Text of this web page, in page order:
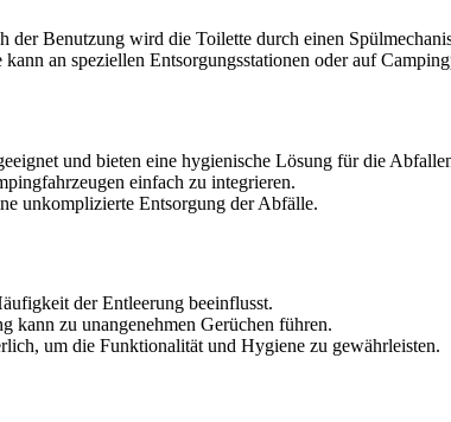
Benutzung wird die Toilette durch einen
an speziellen Entsorgungsstationen oder auf
und bieten eine hygienische Lösung für die
einfach zu integrieren.
unkomplizierte Entsorgung der Abfälle.
der Entleerung beeinflusst.
kann zu unangenehmen Gerüchen führen.
um die Funktionalität und Hygiene zu gewährleisten.